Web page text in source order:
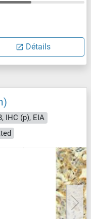
Détails
IHC (p), EIA